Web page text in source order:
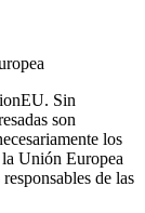
Sin
son
los
Unión Europea
de las